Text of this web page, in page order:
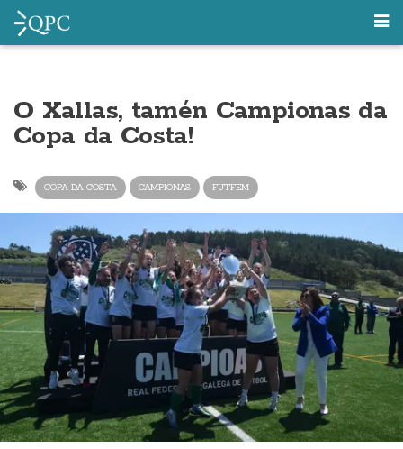
O Xallas, tamén Campionas da
Copa da Costa!
COPA DA COSTA CAMPIONAS FUTFEM